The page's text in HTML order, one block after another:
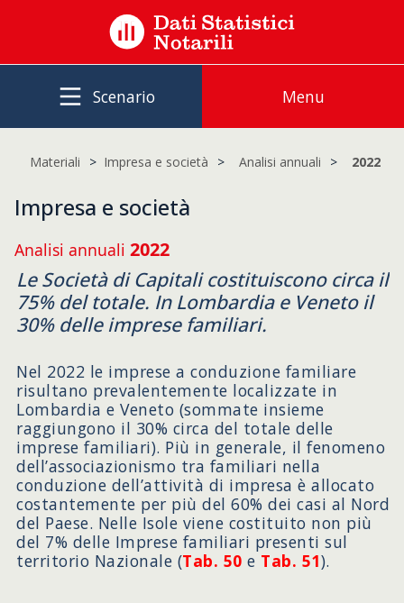
Scenario Menu
Materiali Impresa e società Analisi annuali 2022
Impresa e società
Analisi annuali 2022
Le Società di Capitali costituiscono circa il
75% del totale. In Lombardia e Veneto il
30% delle imprese familiari.
Nel 2022 le imprese a conduzione familiare
risultano prevalentemente localizzate in
Lombardia e Veneto (sommate insieme
raggiungono il 30% circa del totale delle
imprese familiari). Più in generale, il fenomeno
dell’associazionismo tra familiari nella
conduzione dell’attività di impresa è allocato
costantemente per più del 60% dei casi al Nord
del Paese. Nelle Isole viene costituito non più
del 7% delle Imprese familiari presenti sul
territorio Nazionale (Tab. 50 e Tab. 51).